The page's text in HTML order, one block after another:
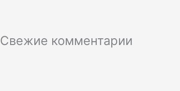
Свежие комментарии